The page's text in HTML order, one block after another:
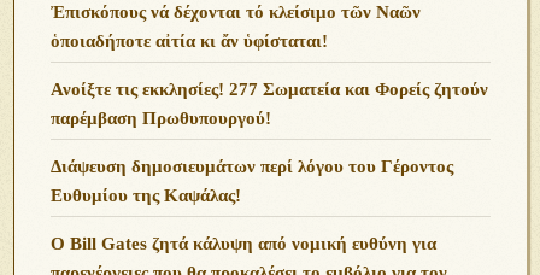
Ἐπισκόπους νά δέχονται τό κλείσιμο τῶν Ναῶν
ὁποιαδήποτε αἰτία κι ἄν ὑφίσταται!
Ανoίξτε τις εκκλησίες! 277 Σωματεία και Φορείς ζητούν
παρέμβαση Πρωθυπουργού!
Διάψευση δημοσιευμάτων περί λόγου του Γέροντος
Ευθυμίου της Καψάλας!
O Bill Gates ζητά κάλυψη από νομική ευθύνη για